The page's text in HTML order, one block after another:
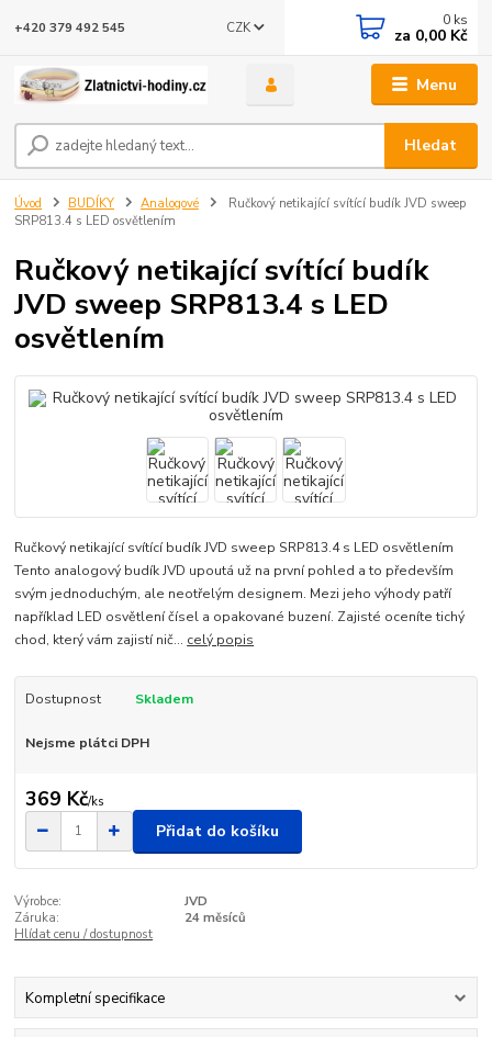
Menu
CZK
Hledat
+420 379 492 545 0 ks
za 0,00 Kč
Úvod BUDÍKY Analogové
Ručkový netikající svítící budík JVD sweep
SRP813.4 s LED osvětlením
Ručkový netikající svítící budík
JVD sweep SRP813.4 s LED
osvětlením
Ručkový netikající svítící budík JVD sweep SRP813.4 s LED osvětlením
Tento analogový budík JVD upoutá už na první pohled a to především
svým jednoduchým, ale neotřelým designem. Mezi jeho výhody patří
například LED osvětlení čísel a opakované buzení. Zajisté oceníte tichý
chod, který vám zajistí nič... celý popis
Dostupnost Skladem
Nejsme plátci DPH
369 Kč/ks
Přidat do košíku
Výrobce:
JVD
Záruka:
24 měsíců
Hlídat cenu / dostupnost
Kompletní specifikace